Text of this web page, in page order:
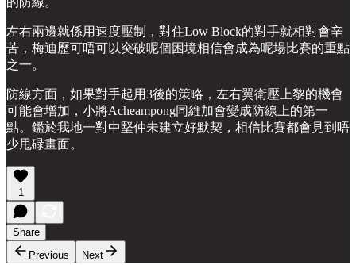
左右兩邊就係用速度壓制，對住Low Block的對手就相對會辛
苦，梅迪歷可唔可以突破呢個困境相信會成為呢場比賽的重點
之一。
防線方面，如果對手起用3後的策略，左右翼衛壓上黎的機會
可能會增加，小將Acheampong同維加會變成防線上的第一
點。鑑於我地一對中堅仲未建立好默契，相信比賽都會見到唔
少甩碌畫面。
1
Share
Previous
Next